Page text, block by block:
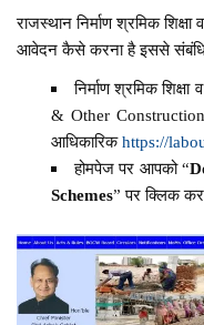
राजस्थान निर्माण श्रमिक
आवेदन कैसे करना है इससे
निर्माण श्रमिक
& Other
आधिकारिकhttps://
होमपेज पर आपको “
Schemes” पर क्लिक